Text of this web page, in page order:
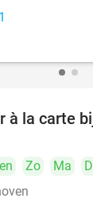
à la carte
Zo Ma